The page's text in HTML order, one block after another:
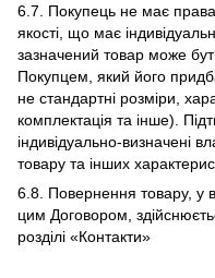
6.7. Покупець не має права
якості, що має
зазначений товар може
Покупцем, який його
не стандартні розміри,
комплектація та інше).
індивідуально-визначені
товару та інших
6.8. Повернення товару, у
цим Договором,
розділі «Контакти»